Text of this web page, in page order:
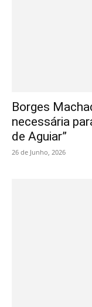
Borges
necessária
de Aguiar”
26 de Junho, 2026